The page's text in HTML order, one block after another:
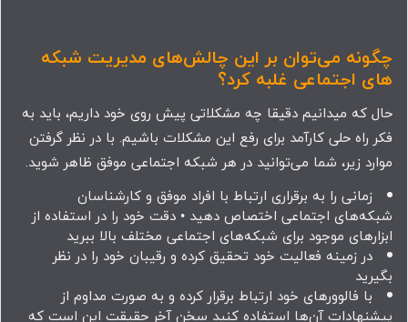
چگونه می‌توان بر این چالش‌های مدیریت شبکه
های اجتماعی غلبه کرد؟
حال که میدانیم دقیقا چه مشکلاتی پیش روی خود داریم، باید به
فکر راه حلی کارآمد برای رفع این مشکلات باشیم. با در نظر گرفتن
موارد زیر،‌ شما می‌توانید در هر شبکه اجتماعی موفق ظاهر شوید.
زمانی را به برقراری ارتباط با افراد موفق و کارشناسان
شبکه‌های اجتماعی اختصاص دهید • دقت خود را در استفاده از
ابزارهای موجود برای شبکه‌های اجتماعی مختلف بالا ببرید
در زمینه فعالیت خود تحقیق کرده و رقیبان خود را در نظر
بگیرید
با فالوورهای خود ارتباط برقرار کرده و به صورت مداوم از
پیشنهادات آن‌ها استفاده کنید سخن آخر حقیقت این است که